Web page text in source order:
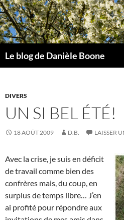
Aller
au
contenu
Le blog de Danièle Boone
DIVERS
UN SI BEL ÉTÉ!
18 AOÛT 2009 D.B. LAISSER
Avec la crise, je suis en déficit
de travail comme bien des
confrères mais, du coup, en
surplus de temps libre… J’en
ai profité pour répondre aux